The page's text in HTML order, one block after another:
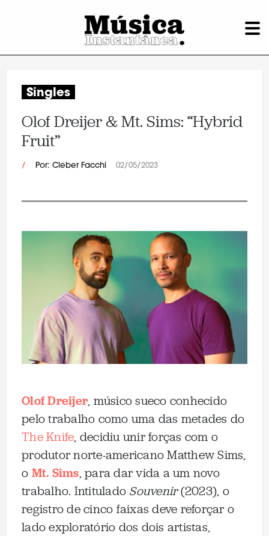
Singles
Olof Dreijer & Mt. Sims: “Hybrid
Fruit”
/ Por: Cleber Facchi 02/05/2023
Olof Dreijer, músico sueco conhecido
pelo trabalho como uma das metades do
The Knife, decidiu unir forças com o
produtor norte-americano Matthew Sims,
o Mt. Sims, para dar vida a um novo
trabalho. Intitulado Souvenir(2023), o
registro de cinco faixas deve reforçar o
lado exploratório dos dois artistas,